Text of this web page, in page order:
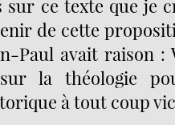
ce texte que je
de cette
Paul avait raison :
la théologie
à tout coup